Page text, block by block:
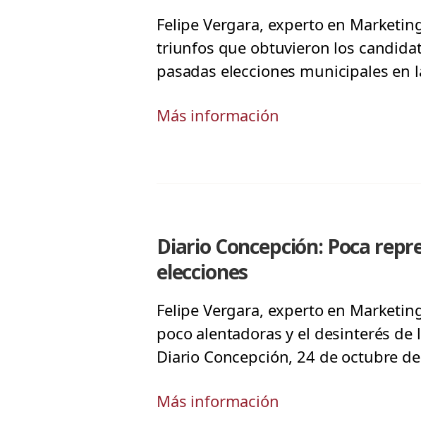
Felipe Vergara, experto en
triunfos que obtuvieron los
pasadas elecciones municipales en
Más información
Diario Concepción: Poca
elecciones
Felipe Vergara, experto en
poco alentadoras y el desinterés
Diario Concepción, 24 de octubre
Más información